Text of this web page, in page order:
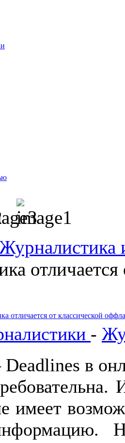
отличается от классической
-
Deadlines в
имеет